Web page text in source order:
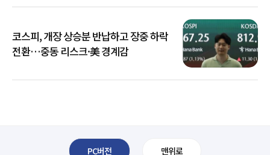
코스피, 개장 상승분 반납하고 장중 하락
전환…중동 리스크·美 경계감
PC버전 맨위로